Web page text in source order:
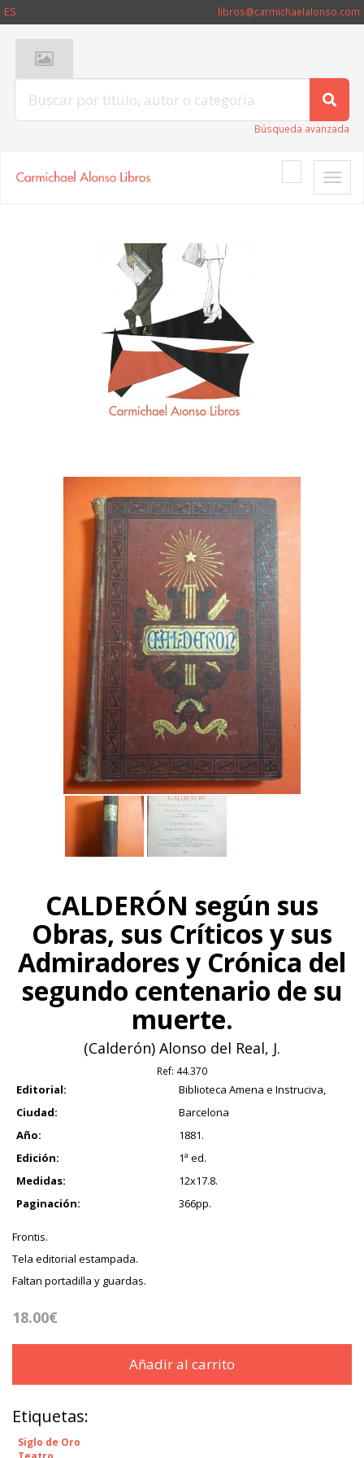
ES libros@carmichaelalonso.com
Búsqueda avanzada
Toggle
CALDERÓN según sus
Obras, sus Críticos y sus
Admiradores y Crónica del
segundo centenario de su
muerte.
(Calderón) Alonso del Real, J.
Ref: 44.370
Editorial:
Biblioteca Amena e Instruciva,
Ciudad:
Barcelona
Año:
1881.
Edición:
1ª ed.
Medidas:
12x17.8.
Paginación:
366pp.
Frontis.
Tela editorial estampada.
Faltan portadilla y guardas.
18.00€
Añadir al carrito
Etiquetas:
Siglo de Oro